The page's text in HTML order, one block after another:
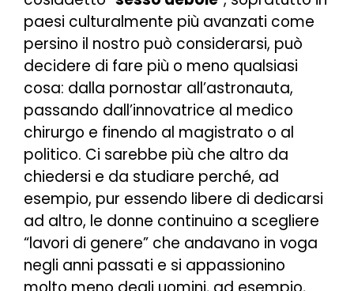
paesi culturalmente più avanzati come
persino il nostro può considerarsi, può
decidere di fare più o meno qualsiasi
cosa: dalla pornostar all’astronauta,
passando dall’innovatrice al medico
chirurgo e finendo al magistrato o al
politico. Ci sarebbe più che altro da
chiedersi e da studiare perché, ad
esempio, pur essendo libere di dedicarsi
ad altro, le donne continuino a scegliere
“lavori di genere” che andavano in voga
negli anni passati e si appassionino